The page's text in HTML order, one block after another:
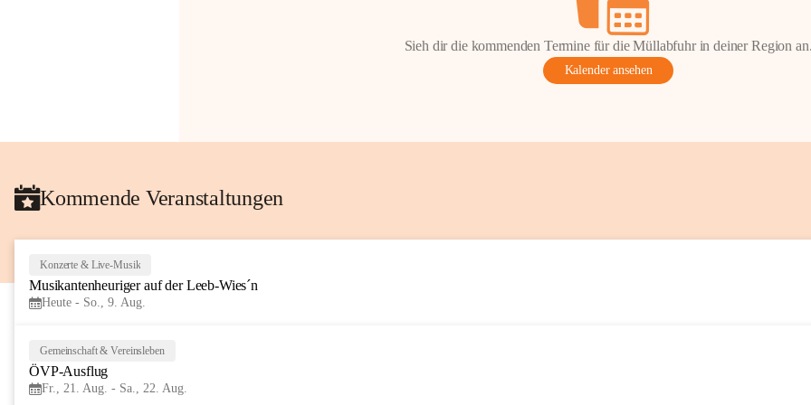
Sieh dir die kommenden Termine für die Müllabfuhr in deiner Region an.
Kalender ansehen
Kommende Veranstaltungen
Konzerte & Live-Musik
Musikantenheuriger auf der Leeb-Wies´n
Heute - So., 9. Aug.
Gemeinschaft & Vereinsleben
ÖVP-Ausflug
Fr., 21. Aug. - Sa., 22. Aug.